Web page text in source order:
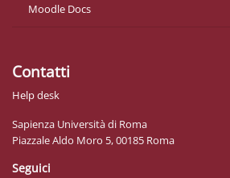
Moodle Docs
Contatti
Help desk
Sapienza Università di Roma
Piazzale Aldo Moro 5, 00185 Roma
Seguici